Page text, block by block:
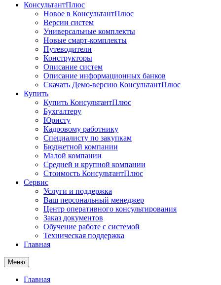
КонсультантПлюс
Новое в КонсультантПлюс
Версии систем
Универсальные комплекты
Новые смарт-комплекты
Путеводители
Конструкторы
Описание систем
Описание информационных банков
Скачать Демо-версию КонсультантПлюс
Купить
Купить КонсультантПлюс
Бухгалтеру
Юристу
Кадровому работнику
Специалисту по закупкам
Бюджетной компании
Малой компании
Средней и крупной компании
Стоимость КонсультантПлюс
Сервис
Услуги и поддержка
Ваш персональный менеджер
Центр оперативного консультирования
Заказ документов
Обучение работе с системой
Техническая поддержка
Главная
Меню
Главная